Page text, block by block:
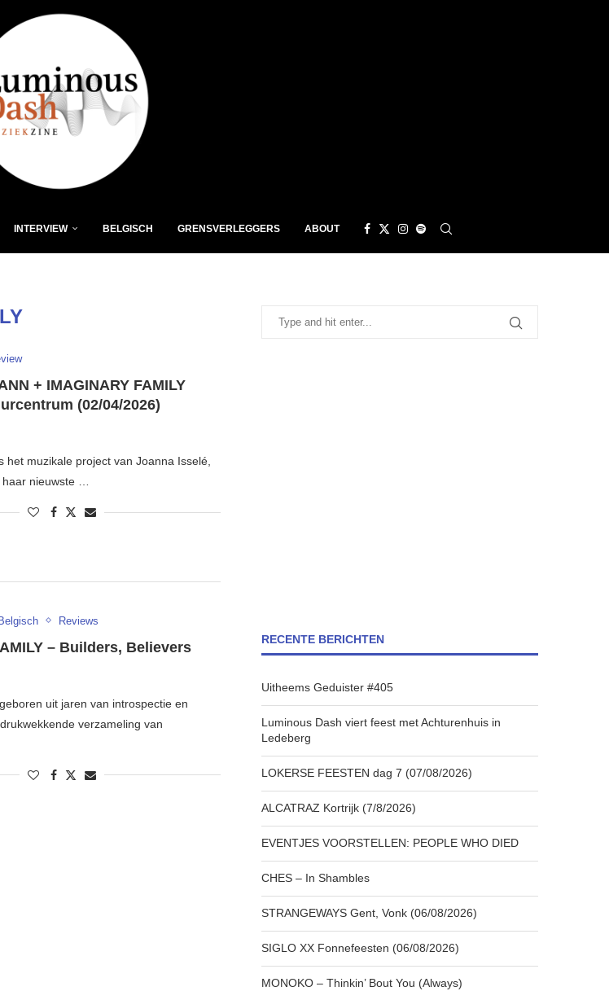
INTERVIEW BELGISCH GRENSVERLEGGERS ABOUT
+ IMAGINARY FAMILY
(02/04/2026)
het muzikale project van Joanna Isselé,
haar nieuwste …
Belgisch Reviews
– Builders, Believers
uit jaren van introspectie en
verzameling van
RECENTE BERICHTEN
Uitheems Geduister #405
Luminous Dash viert feest met Achturenhuis in
Ledeberg
LOKERSE FEESTEN dag 7 (07/08/2026)
ALCATRAZ Kortrijk (7/8/2026)
EVENTJES VOORSTELLEN: PEOPLE WHO DIED
CHES – In Shambles
STRANGEWAYS Gent, Vonk (06/08/2026)
SIGLO XX Fonnefeesten (06/08/2026)
MONOKO – Thinkin’ Bout You (Always)